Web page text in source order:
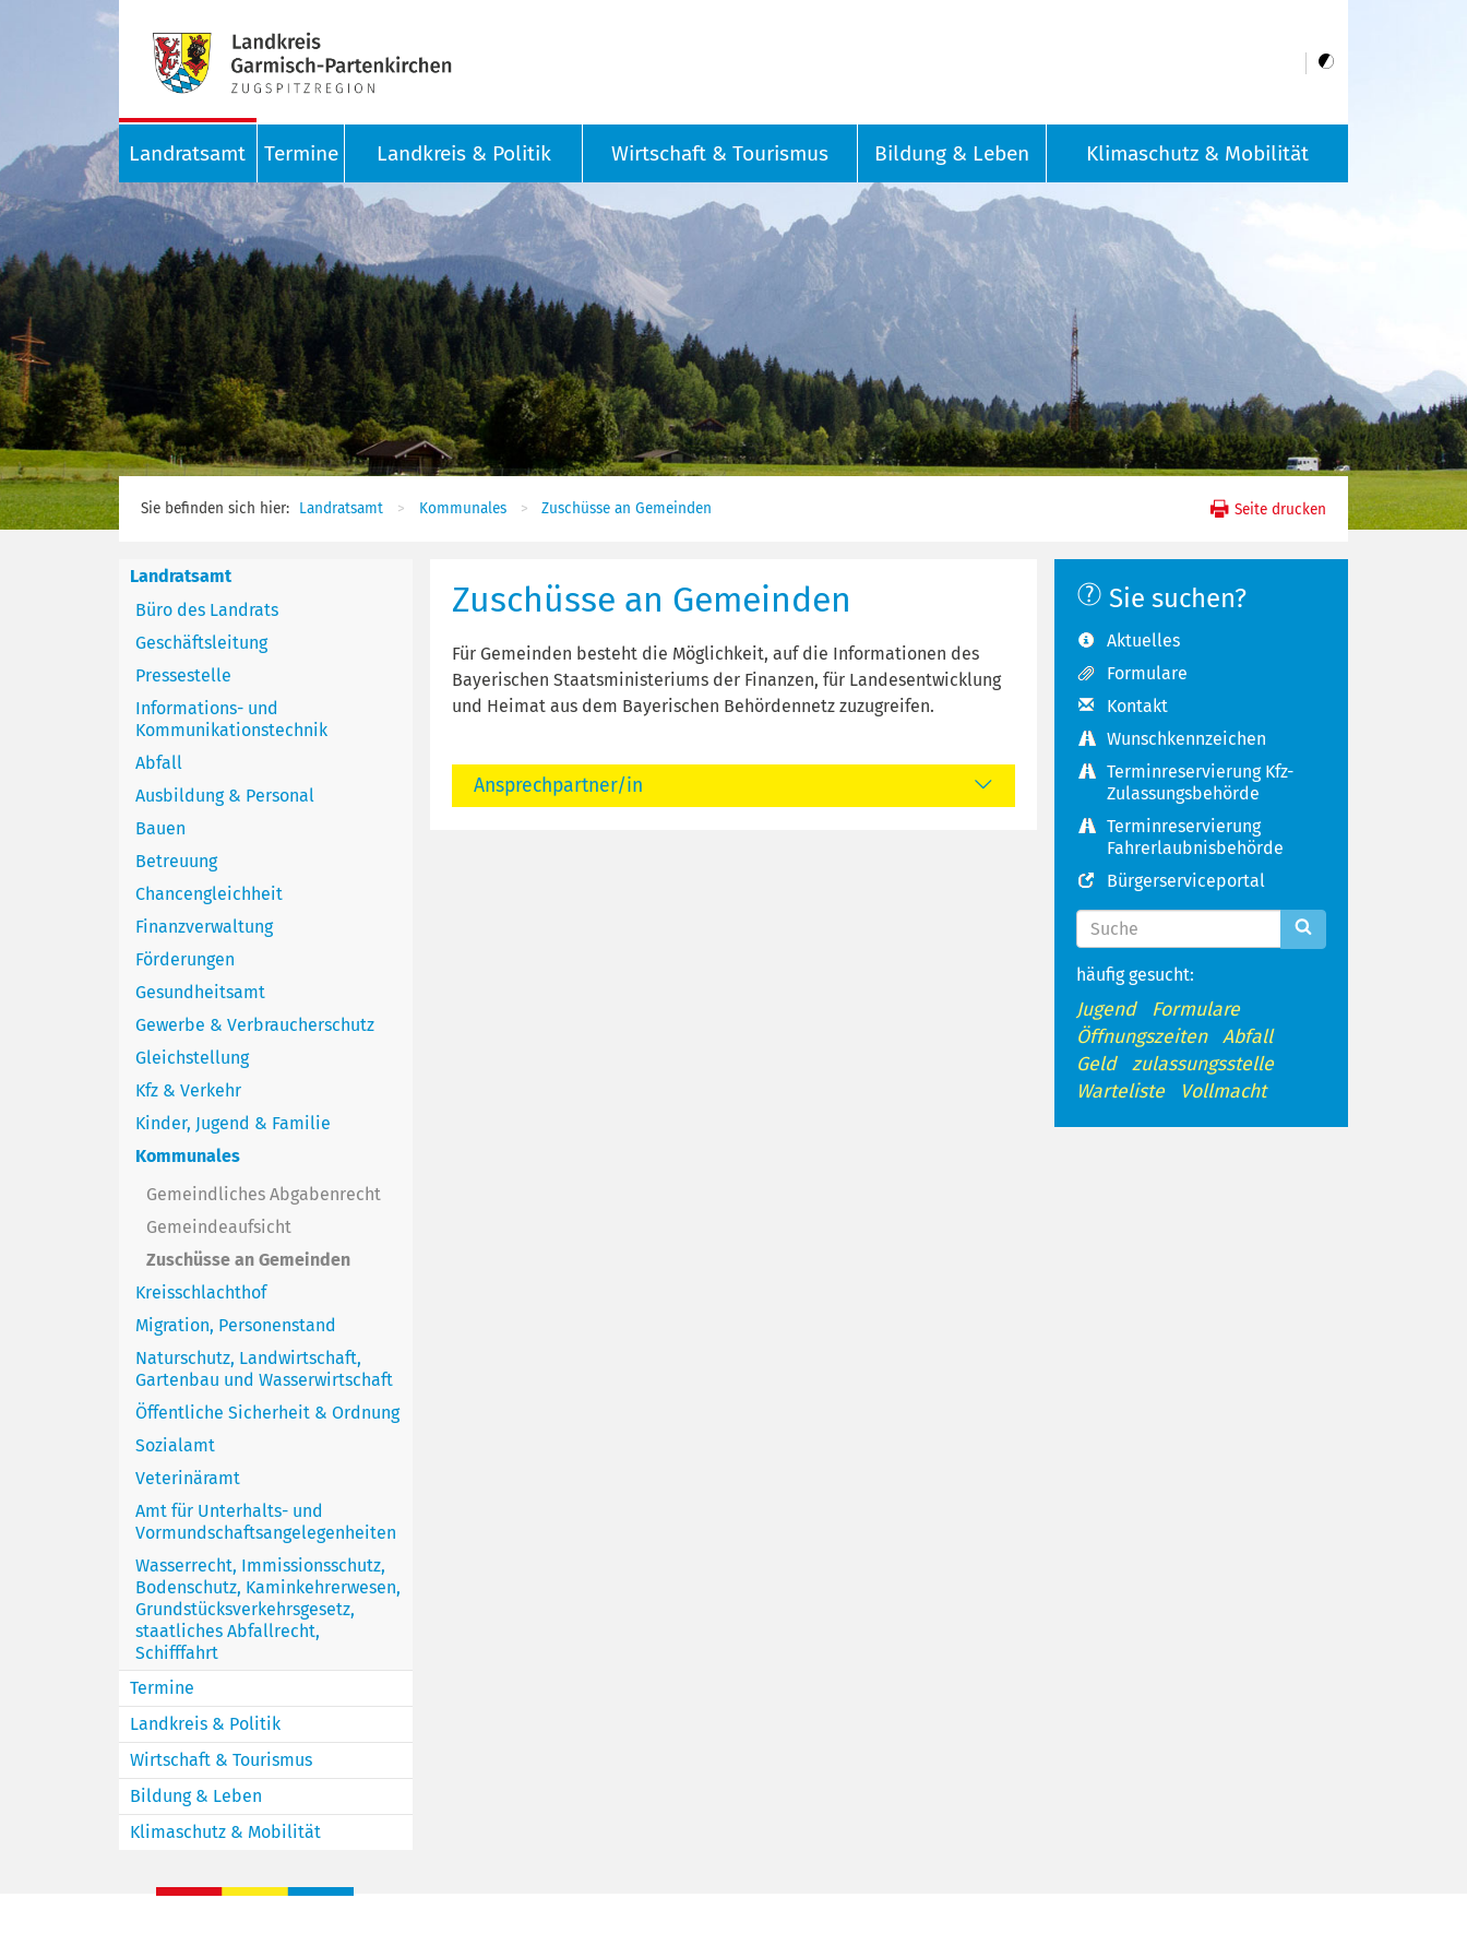
Landratsamt Termine Landkreis & Politik Wirtschaft & Tourismus Bildung & Leben Klimaschutz & Mobilität
Sie befinden sich hier: Landratsamt Kommunales Zuschüsse an Gemeinden Seite drucken
Landratsamt
Büro des Landrats
Geschäftsleitung
Pressestelle
Informations- und
Kommunikationstechnik
Abfall
Ausbildung & Personal
Bauen
Betreuung
Chancengleichheit
Finanzverwaltung
Förderungen
Gesundheitsamt
Gewerbe & Verbraucherschutz
Gleichstellung
Kfz & Verkehr
Kinder, Jugend & Familie
Kommunales
Gemeindliches Abgabenrecht
Gemeindeaufsicht
Zuschüsse an Gemeinden
Kreisschlachthof
Migration, Personenstand
Naturschutz, Landwirtschaft,
Gartenbau und Wasserwirtschaft
Öffentliche Sicherheit & Ordnung
Sozialamt
Veterinäramt
Amt für Unterhalts- und
Vormundschaftsangelegenheiten
Wasserrecht, Immissionsschutz,
Bodenschutz, Kaminkehrerwesen,
Grundstücksverkehrsgesetz,
staatliches Abfallrecht,
Schifffahrt
Termine
Landkreis & Politik
Wirtschaft & Tourismus
Bildung & Leben
Klimaschutz & Mobilität
Zuschüsse an Gemeinden
Für Gemeinden besteht die Möglichkeit, auf die Informationen des
Bayerischen Staatsministeriums der Finanzen, für Landesentwicklung
und Heimat aus dem Bayerischen Behördennetz zuzugreifen.
Ansprechpartner/in
Sie suchen?
Aktuelles
Formulare
Kontakt
Wunschkennzeichen
Terminreservierung Kfz-
Zulassungsbehörde
Terminreservierung
Fahrerlaubnisbehörde
Bürgerserviceportal
häufig gesucht:
Jugend
Formulare
Öffnungszeiten
Abfall
Geld
zulassungsstelle
Warteliste
Vollmacht